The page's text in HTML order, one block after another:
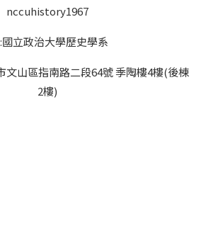
nccuhistory1967
國立政治大學歷史學系
文山區指南路二段64號 季陶樓4樓(後棟
2樓)